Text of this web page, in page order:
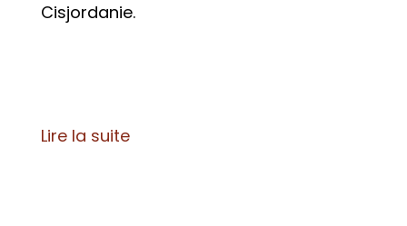
Cisjordanie.
Lire la suite